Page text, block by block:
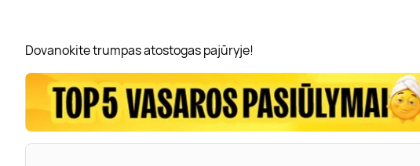
Dovanokite trumpas atostogas pajūryje!